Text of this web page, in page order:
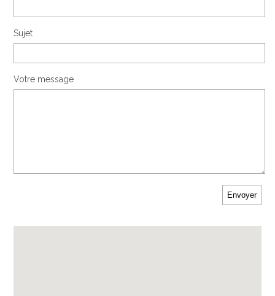
Sujet
Votre message